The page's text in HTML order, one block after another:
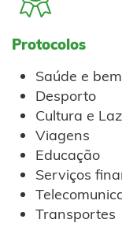
Protocolos
Saúde e
Desporto
Cultura e
Viagens
Educação
Serviços
Transportes